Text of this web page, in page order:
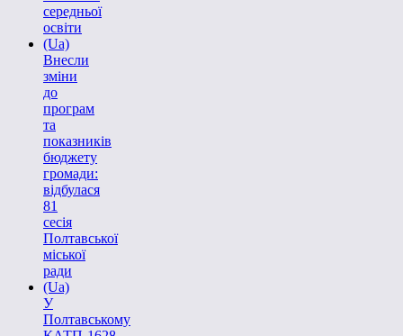
середньої
освіти
(Ua)
Внесли
зміни
до
програм
та
показників
бюджету
громади:
відбулася
81
сесія
Полтавської
міської
ради
(Ua)
У
Полтавському